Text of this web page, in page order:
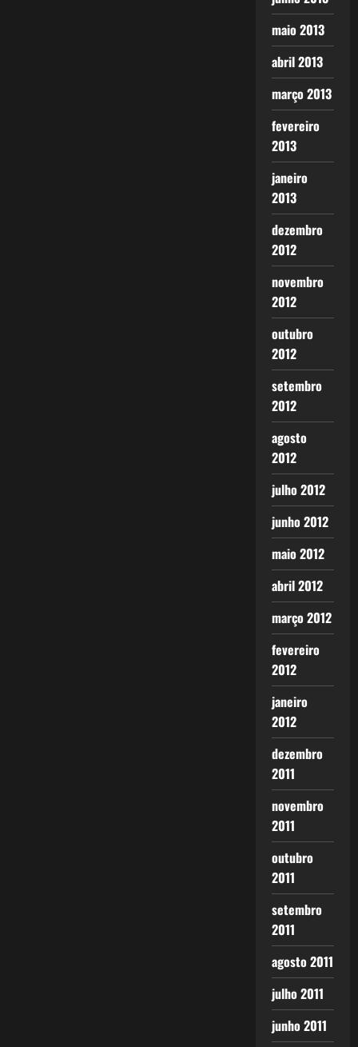
maio 2013
abril 2013
março 2013
fevereiro
2013
janeiro
2013
dezembro
2012
novembro
2012
outubro
2012
setembro
2012
agosto
2012
julho 2012
junho 2012
maio 2012
abril 2012
março 2012
fevereiro
2012
janeiro
2012
dezembro
2011
novembro
2011
outubro
2011
setembro
2011
agosto 2011
julho 2011
junho 2011